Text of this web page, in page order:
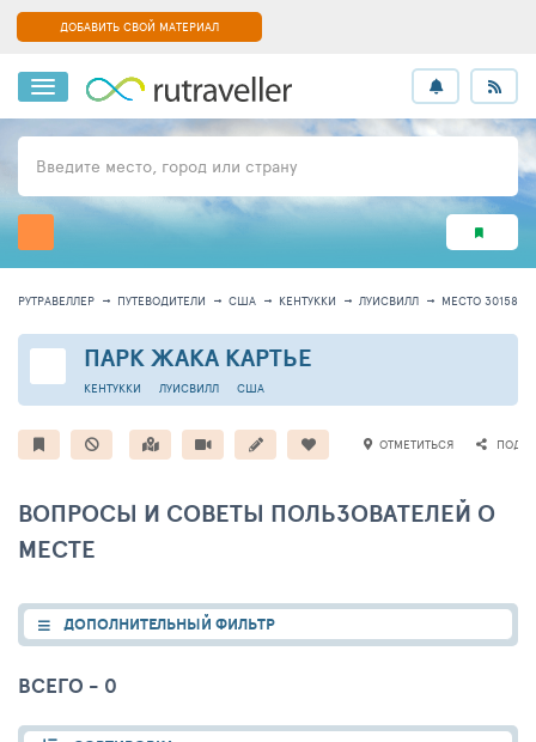
ДОБАВИТЬ СВОЙ МАТЕРИАЛ
Введите место, город или страну
РУТРАВЕЛЛЕР ПУТЕВОДИТЕЛИ США КЕНТУККИ ЛУИСВИЛЛ МЕСТО 30158
ПАРК ЖАКА КАРТЬЕ
США
КЕНТУККИ ЛУИСВИЛЛ
ОТМЕТИТЬСЯ
ВОПРОСЫ И СОВЕТЫ ПОЛЬЗОВАТЕЛЕЙ О
МЕСТЕ
ДОПОЛНИТЕЛЬНЫЙ ФИЛЬТР
ВСЕГО - 0